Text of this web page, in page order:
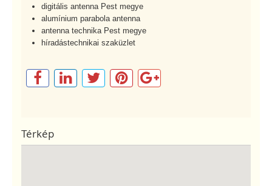
digitális antenna Pest megye
alumínium parabola antenna
antenna technika Pest megye
híradástechnikai szaküzlet
Térkép